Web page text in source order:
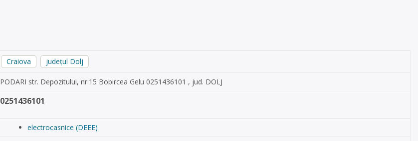
Craiova județul Dolj
PODARI str. Depozitului, nr.15 Bobircea Gelu 0251436101 , jud. DOLJ
0251436101
electrocasnice (DEEE)